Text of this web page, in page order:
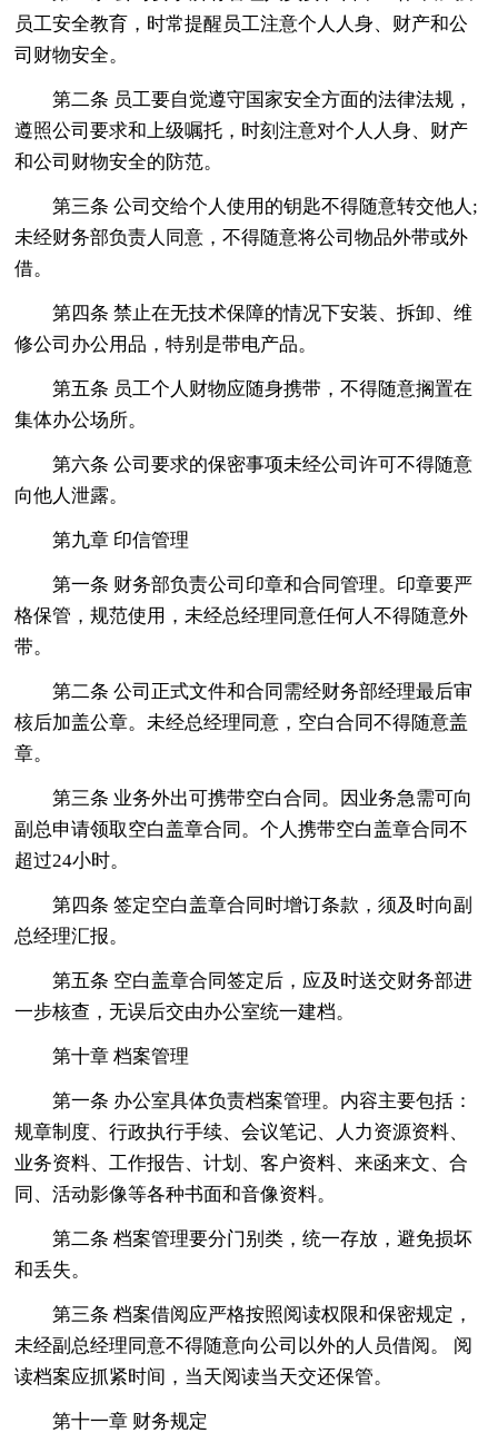
员工安全教育，时常提醒员工注意个人人身、财产和公
司财物安全。
第二条 员工要自觉遵守国家安全方面的法律法规，
遵照公司要求和上级嘱托，时刻注意对个人人身、财产
和公司财物安全的防范。
第三条 公司交给个人使用的钥匙不得随意转交他人;
未经财务部负责人同意，不得随意将公司物品外带或外
借。
第四条 禁止在无技术保障的情况下安装、拆卸、维
修公司办公用品，特别是带电产品。
第五条 员工个人财物应随身携带，不得随意搁置在
集体办公场所。
第六条 公司要求的保密事项未经公司许可不得随意
向他人泄露。
第九章 印信管理
第一条 财务部负责公司印章和合同管理。印章要严
格保管，规范使用，未经总经理同意任何人不得随意外
带。
第二条 公司正式文件和合同需经财务部经理最后审
核后加盖公章。未经总经理同意，空白合同不得随意盖
章。
第三条 业务外出可携带空白合同。因业务急需可向
副总申请领取空白盖章合同。个人携带空白盖章合同不
超过24小时。
第四条 签定空白盖章合同时增订条款，须及时向副
总经理汇报。
第五条 空白盖章合同签定后，应及时送交财务部进
一步核查，无误后交由办公室统一建档。
第十章 档案管理
第一条 办公室具体负责档案管理。内容主要包括：
规章制度、行政执行手续、会议笔记、人力资源资料、
业务资料、工作报告、计划、客户资料、来函来文、合
同、活动影像等各种书面和音像资料。
第二条 档案管理要分门别类，统一存放，避免损坏
和丢失。
第三条 档案借阅应严格按照阅读权限和保密规定，
未经副总经理同意不得随意向公司以外的人员借阅。 阅
读档案应抓紧时间，当天阅读当天交还保管。
第十一章 财务规定